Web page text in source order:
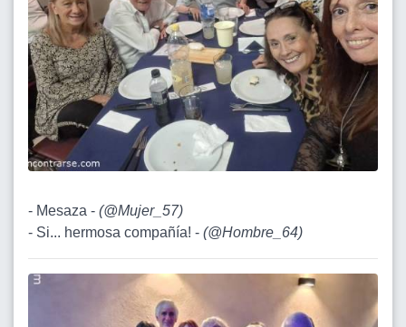
- Mesaza - (@Mujer_57)
- Si... hermosa compañía! - (@Hombre_64)